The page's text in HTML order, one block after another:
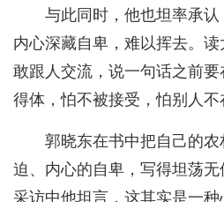
与此同时，他也坦率承
内心深藏自卑，难以挥去。
敢跟人交流，说一句话之前
得体，怕不被接受，怕别人不
郭晓东在书中把自己的
迫、内心的自卑，写得坦荡无
采访中他坦言，这其实是一种